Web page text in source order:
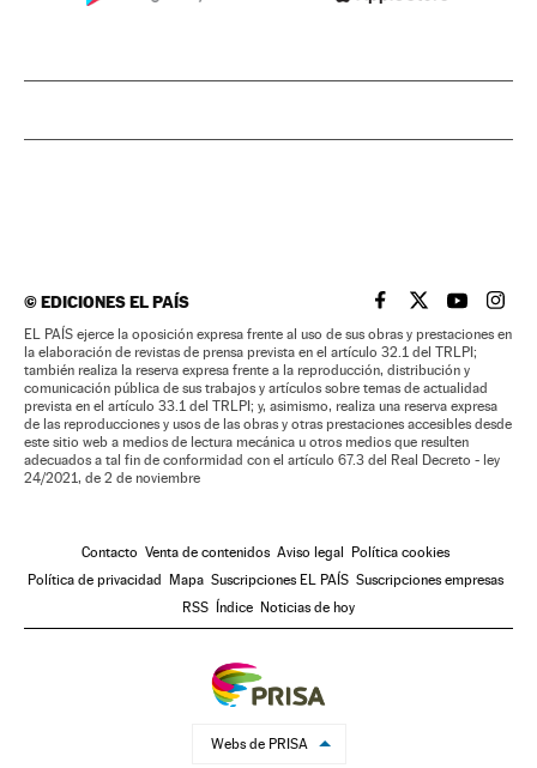
©EDICIONES EL PAÍS EL PAÍS BRASIL EN
EL PAÍSEL PAÍS
EL
EL PAÍS ejerce la oposición expresa frente al uso de sus obras y prestaciones en
la elaboración de revistas de prensa prevista en el artículo 32.1 del TRLPI;
también realiza la reserva expresa frente a la reproducción, distribución y
comunicación pública de sus trabajos y artículos sobre temas de actualidad
prevista en el artículo 33.1 del TRLPI; y, asimismo, realiza una reserva expresa
de las reproducciones y usos de las obras y otras prestaciones accesibles desde
este sitio web a medios de lectura mecánica u otros medios que resulten
adecuados a tal fin de conformidad con el artículo 67.3 del Real Decreto - ley
24/2021, de 2 de noviembre
Contacto Venta de contenidos Aviso legal
Política cookies
Política de privacidad
Mapa Suscripciones EL PAÍS Suscripciones empresas
RSS
Índice Noticias de hoy
Webs de PRISA